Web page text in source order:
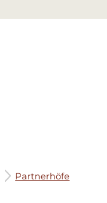
Partnerhöfe